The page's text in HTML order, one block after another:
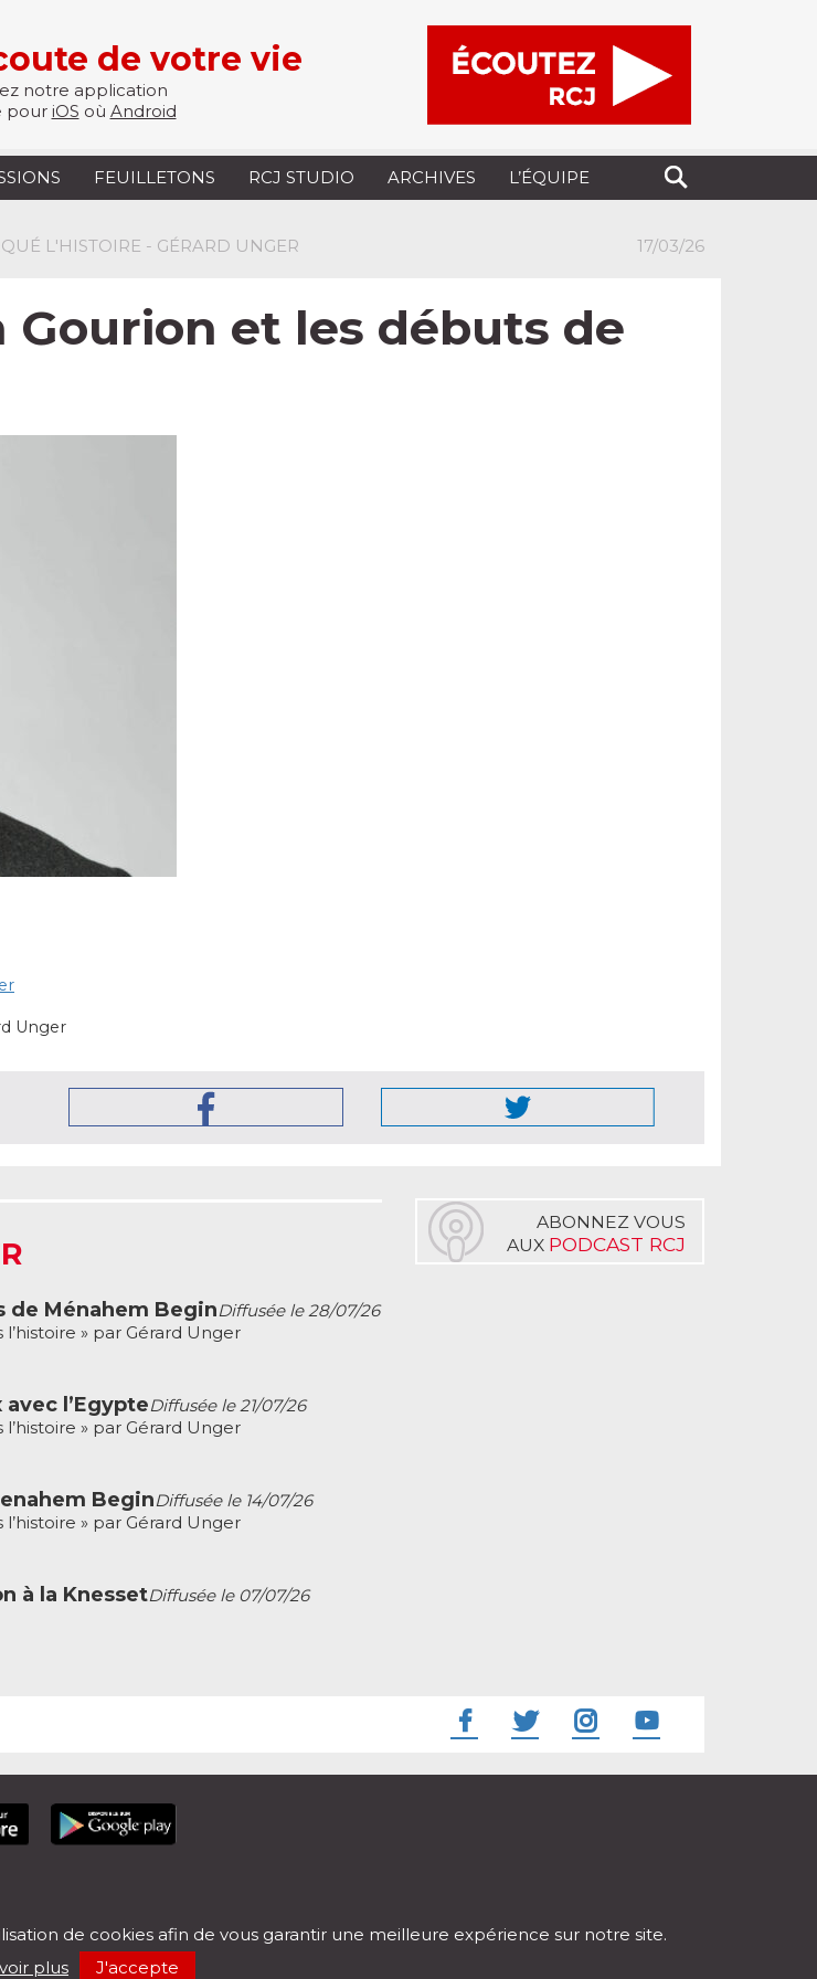
de votre vie
notre application
pour iOS où Android
FEUILLETONS RCJ STUDIO ARCHIVES L’ÉQUIPE
L'HISTOIRE - GÉRARD UNGER 17/03/26
Gourion et les débuts de
Unger
de Ménahem BeginDiffusée le 28/07/26
» par Gérard Unger
l’EgypteDiffusée le 21/07/26
» par Gérard Unger
BeginDiffusée le 14/07/26
» par Gérard Unger
à la KnessetDiffusée le 07/07/26
ABONNEZ VOUS
AUX PODCAST RCJ
de cookies afin de vous garantir une meilleure expérience sur notre site.
plus
J'accepte